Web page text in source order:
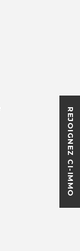
REJOIGNEZ CI-IMMO